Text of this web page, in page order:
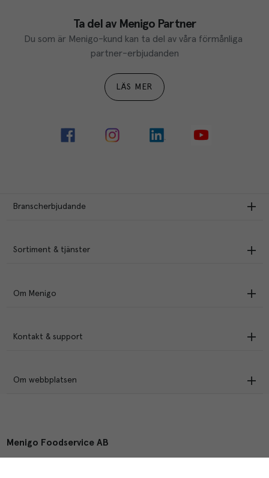
Ta del av Menigo Partner
Du som är Menigo-kund kan ta del av våra förmånliga
partner-erbjudanden
LÄS MER
Branscherbjudande
Sortiment & tjänster
Om Menigo
Kontakt & support
Om webbplatsen
Menigo Foodservice AB